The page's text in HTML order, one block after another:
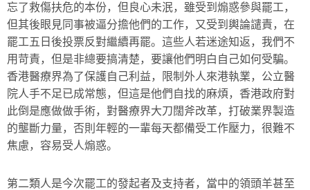
忘了救傷扶危的本份，但良心未泯，雖受到煽惑參與罷工，
但其後眼見同事被逼分擔他們的工作，又受到輿論譴責，在
罷工五日後投票反對繼續再罷。這些人若迷途知返，我們不
用苛責，但是非總要搞清楚，要讓他們明白自己如何受騙。
香港醫療界為了保護自己利益，限制外人來港執業，公立醫
院人手不足已成常態，但這是他們自找的麻煩，香港政府對
此倒是應做做手術，對醫療界大刀闊斧改革，打破業界製造
的壟斷力量，否則年輕的一輩每天都備受工作壓力，很難不
焦慮，容易受人煽惑。
第二類人是今次罷工的發起者及支持者，當中的領頭羊甚至